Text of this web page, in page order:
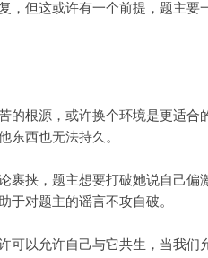
，但这或许有一个前提，题主
的根源，或许换个环境是更适合
东西也无法持久。
裹挟，题主想要打破她说自己
于对题主的谣言不攻自破。
可以允许自己与它共生，当我